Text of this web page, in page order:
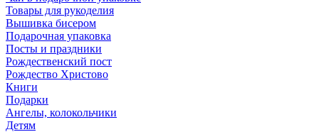
Товары для рукоделия
Вышивка бисером
Подарочная упаковка
Посты и праздники
Рождественский пост
Рождество Христово
Книги
Подарки
Ангелы, колокольчики
Детям